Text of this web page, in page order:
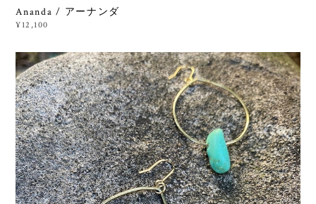
Ananda / アーナンダ
¥12,100